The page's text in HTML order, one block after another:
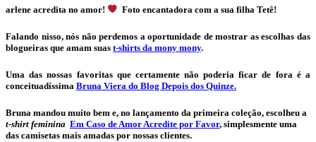
arlene acredita no amor! Foto encantadora com a sua filha Tetê!
Falando nisso, nós não perdemos a oportunidade de mostrar as escolhas das
blogueiras que amam suas t-shirts da mony mony.
Uma das nossas favoritas que certamente não poderia ficar de fora é a
conceituadíssima Bruna Viera do Blog Depois dos Quinze.
Bruna mandou muito bem e, no lançamento da primeira coleção, escolheu a
t-shirt feminina Em Caso de Amor Acredite por Favor, simplesmente uma
das camisetas mais amadas por nossas clientes.